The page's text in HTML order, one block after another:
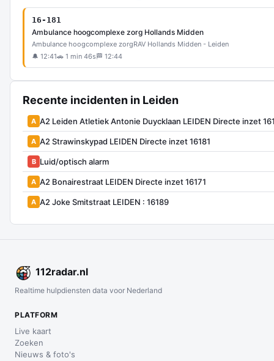
16-181
Ambulance hoogcomplexe zorg Hollands Midden
Ambulance hoogcomplexe zorgRAV Hollands Midden - Leiden
🔔 12:41🚗 1 min 46s 🏁 12:44
Recente incidenten in Leiden
A A2 Leiden Atletiek Antonie Duycklaan LEIDEN Directe inzet
A A2 Strawinskypad LEIDEN Directe inzet 16181
B Luid/optisch alarm
A A2 Bonairestraat LEIDEN Directe inzet 16171
A A2 Joke Smitstraat LEIDEN : 16189
112radar.nl
Realtime hulpdiensten data voor Nederland
PLATFORM
Live kaart
Zoeken
Nieuws & foto's